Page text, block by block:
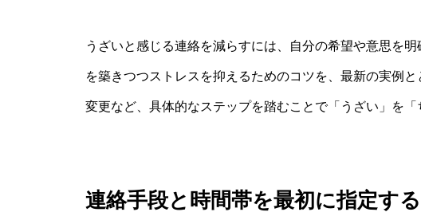
うざいと感じる連絡を減らすには、自分の希望や意思を
を築きつつストレスを抑えるためのコツを、最新の実例
変更など、具体的なステップを踏むことで「うざい」を「
連絡手段と時間帯を最初に指定する